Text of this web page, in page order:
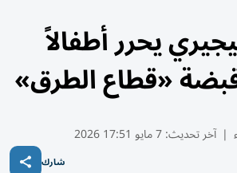
يحرر أطفالاً
«قطاع الطرق»
| آخر تحديث:7 مايو 17:51 2026
شارك